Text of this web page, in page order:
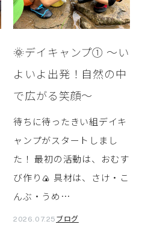
🌞デイキャンプ① ～い
よいよ出発！自然の中
で広がる笑顔～
待ちに待ったきい組デイキ
ャンプがスタートしまし
た！ 最初の活動は、おむす
び作り🍙 具材は、さけ・こ
んぶ・うめ…
2026.07.25 ブログ